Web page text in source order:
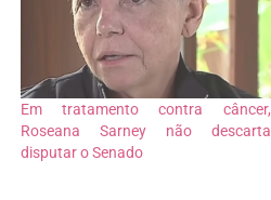
Em tratamento contra câncer,
Roseana Sarney não descarta
disputar o Senado